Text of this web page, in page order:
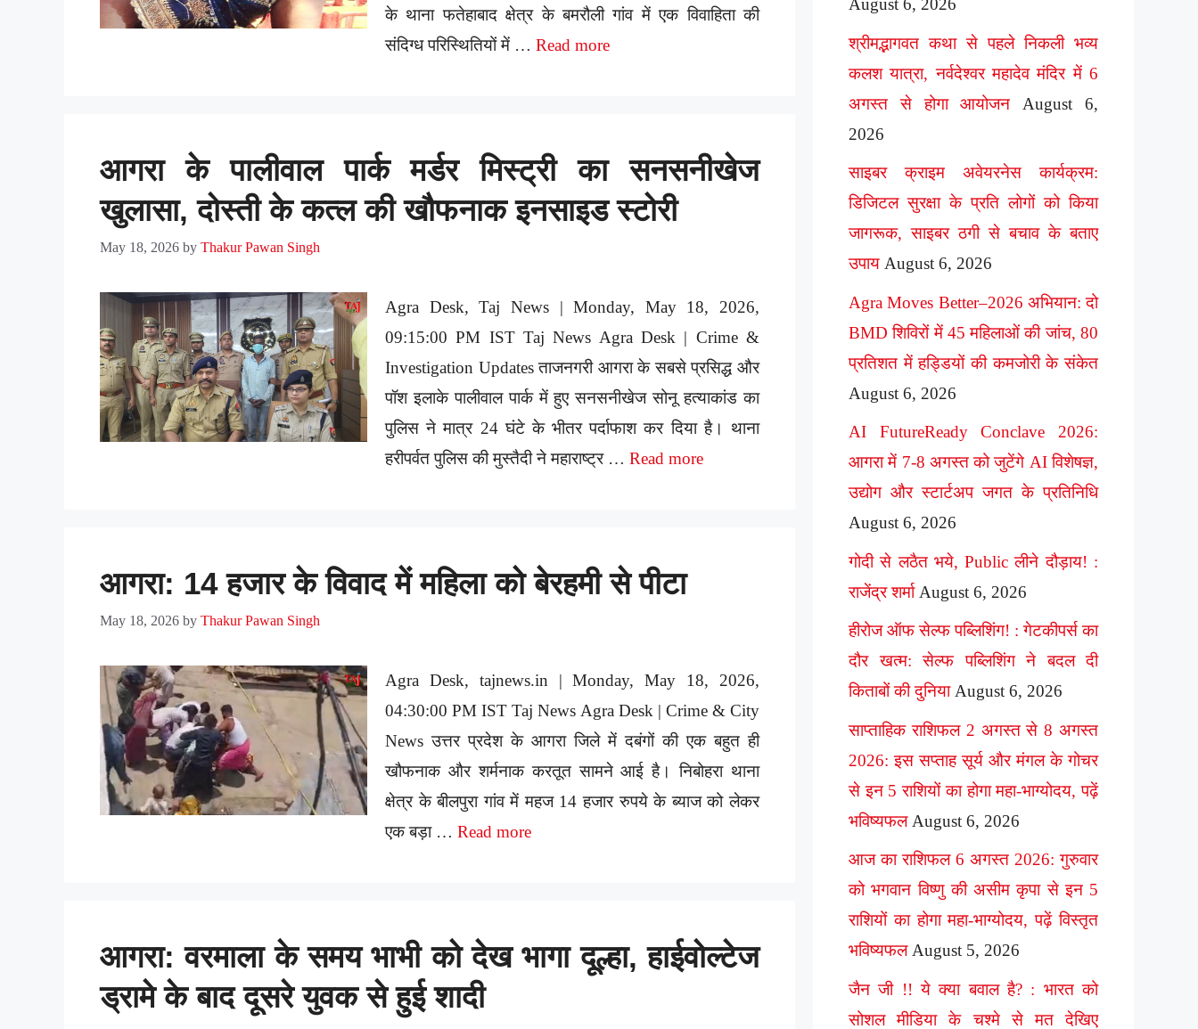
के थाना फतेहाबाद क्षेत्र के बमरौली गांव में एक विवाहिता की
संदिग्ध परिस्थितियों में … Read more
आगरा के पालीवाल पार्क मर्डर मिस्ट्री का सनसनीखेज
खुलासा, दोस्ती के कत्ल की खौफनाक इनसाइड स्टोरी
May 18, 2026 by Thakur Pawan Singh
Agra Desk, Taj News | Monday, May 18, 2026,
09:15:00 PM IST Taj News Agra Desk | Crime &
Investigation Updates ताजनगरी आगरा के सबसे प्रसिद्ध और
पॉश इलाके पालीवाल पार्क में हुए सनसनीखेज सोनू हत्याकांड का
पुलिस ने मात्र 24 घंटे के भीतर पर्दाफाश कर दिया है। थाना
हरीपर्वत पुलिस की मुस्तैदी ने महाराष्ट्र … Read more
आगरा: 14 हजार के विवाद में महिला को बेरहमी से पीटा
May 18, 2026 by Thakur Pawan Singh
Agra Desk, tajnews.in | Monday, May 18, 2026,
04:30:00 PM IST Taj News Agra Desk | Crime & City
News उत्तर प्रदेश के आगरा जिले में दबंगों की एक बहुत ही
खौफनाक और शर्मनाक करतूत सामने आई है। निबोहरा थाना
क्षेत्र के बीलपुरा गांव में महज 14 हजार रुपये के ब्याज को लेकर
एक बड़ा … Read more
आगरा: वरमाला के समय भाभी को देख भागा दूल्हा, हाईवोल्टेज
ड्रामे के बाद दूसरे युवक से हुई शादी
August 6, 2026
श्रीमद्भागवत कथा से पहले निकली भव्य
कलश यात्रा, नर्वदेश्वर महादेव मंदिर में 6
अगस्त से होगा आयोजन
August 6,
2026
साइबर क्राइम अवेयरनेस कार्यक्रम:
डिजिटल सुरक्षा के प्रति लोगों को किया
जागरूक, साइबर ठगी से बचाव के बताए
उपाय August 6, 2026
Agra Moves Better–2026 अभियान: दो
BMD शिविरों में 45 महिलाओं की जांच, 80
प्रतिशत में हड्डियों की कमजोरी के संकेत
August 6, 2026
AI FutureReady Conclave 2026:
आगरा में 7-8 अगस्त को जुटेंगे AI विशेषज्ञ,
उद्योग और स्टार्टअप जगत के प्रतिनिधि
August 6, 2026
गोदी से लठैत भये, Public लीने दौड़ाय! :
राजेंद्र शर्मा August 6, 2026
हीरोज ऑफ सेल्फ पब्लिशिंग! : गेटकीपर्स का
दौर खत्म: सेल्फ पब्लिशिंग ने बदल दी
किताबों की दुनिया August 6, 2026
साप्ताहिक राशिफल 2 अगस्त से 8 अगस्त
2026: इस सप्ताह सूर्य और मंगल के गोचर
से इन 5 राशियों का होगा महा-भाग्योदय, पढ़ें
भविष्यफल August 6, 2026
आज का राशिफल 6 अगस्त 2026: गुरुवार
को भगवान विष्णु की असीम कृपा से इन 5
राशियों का होगा महा-भाग्योदय, पढ़ें विस्तृत
भविष्यफल August 5, 2026
जैन जी !! ये क्या बवाल है? : भारत को
सोशल मीडिया के चश्मे से मत देखिए